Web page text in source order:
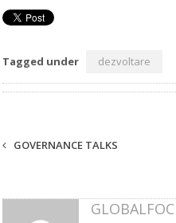
Tagged under dezvoltare
GOVERNANCE TALKS